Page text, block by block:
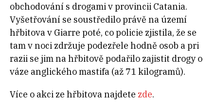
obchodování s drogami v provincii Catania.
Vyšetřování se soustředilo právě na území
hřbitova v Giarre poté, co policie zjistila, že se
tam v noci zdržuje podezřele hodně osob a pri
razii se jim na hřbitově podařilo zajistit drogy o
váze anglického mastifa (až 71 kilogramů).
Více o akci ze hřbitova najdete zde.